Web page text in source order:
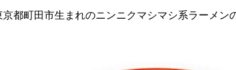
都町田市生まれのニンニクマシマシ系ラーメン